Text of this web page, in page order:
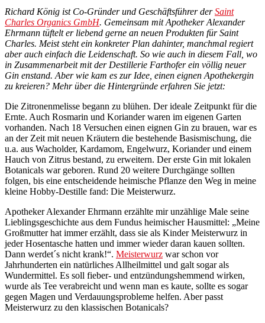
Richard König ist Co-Gründer und Geschäftsführer derSaint
Charles Organics GmbH. Gemeinsam mit Apotheker Alexander
Ehrmann tüftelt er liebend gerne an neuen Produkten für Saint
Charles. Meist steht ein konkreter Plan dahinter, manchmal regiert
aber auch einfach die Leidenschaft. So wie auch in diesem Fall, wo
in Zusammenarbeit mit der Destillerie Farthofer ein völlig neuer
Gin enstand. Aber wie kam es zur Idee, einen eignen Apothekergin
zu kreieren? Mehr über die Hintergründe erfahren Sie jetzt:
Die Zitronenmelisse begann zu blühen. Der ideale Zeitpunkt für die
Ernte. Auch Rosmarin und Koriander waren im eigenen Garten
vorhanden. Nach 18 Versuchen einen eignen Gin zu brauen, war es
an der Zeit mit neuen Kräutern die bestehende Basismischung, die
u.a. aus Wacholder, Kardamom, Engelwurz, Koriander und einem
Hauch von Zitrus bestand, zu erweitern. Der erste Gin mit lokalen
Botanicals war geboren. Rund 20 weitere Durchgänge sollten
folgen, bis eine entscheidende heimische Pflanze den Weg in meine
kleine Hobby-Destille fand: Die Meisterwurz.
Apotheker Alexander Ehrmann erzählte mir unzählige Male seine
Lieblingsgeschichte aus dem Fundus heimischer Hausmittel: „Meine
Großmutter hat immer erzählt, dass sie als Kinder Meisterwurz in
jeder Hosentasche hatten und immer wieder daran kauen sollten.
Dann werdet´s nicht krank!“. Meisterwurz war schon vor
Jahrhunderten ein natürliches Allheilmittel und galt sogar als
Wundermittel. Es soll fieber- und entzündungshemmend wirken,
wurde als Tee verabreicht und wenn man es kaute, sollte es sogar
gegen Magen und Verdauungsprobleme helfen. Aber passt
Meisterwurz zu den klassischen Botanicals?